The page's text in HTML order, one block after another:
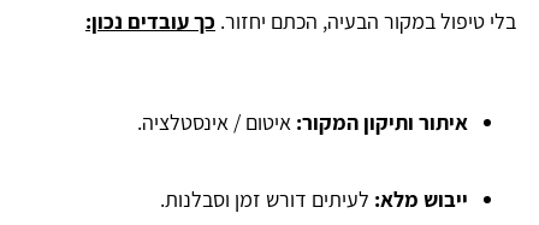
בלי טיפול במקור הבעיה, הכתם יחזור. כך עובדים נכון:
איתור ותיקון המקור: איטום / אינסטלציה.
ייבוש מלא: לעיתים דורש זמן וסבלנות.